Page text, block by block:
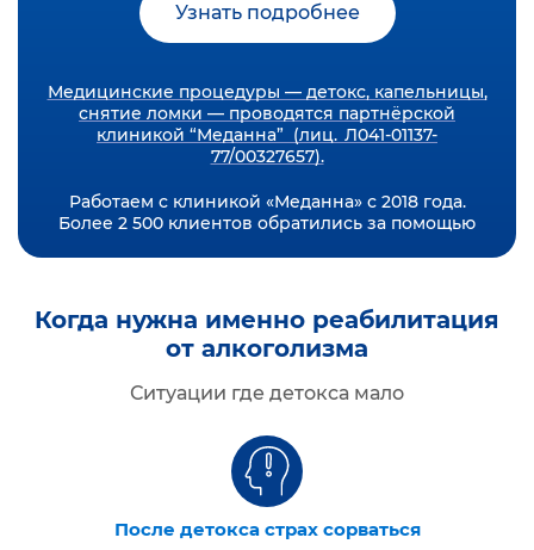
Узнать подробнее
Медицинские процедуры — детокс, капельницы,
снятие ломки — проводятся партнёрской
клиникой “Меданна” (лиц. Л041-01137-
77/00327657).
Работаем с клиникой «Меданна» с 2018 года.
Более 2 500 клиентов обратились за помощью
Когда нужна именно реабилитация
от алкоголизма
Ситуации где детокса мало
После детокса страх сорваться